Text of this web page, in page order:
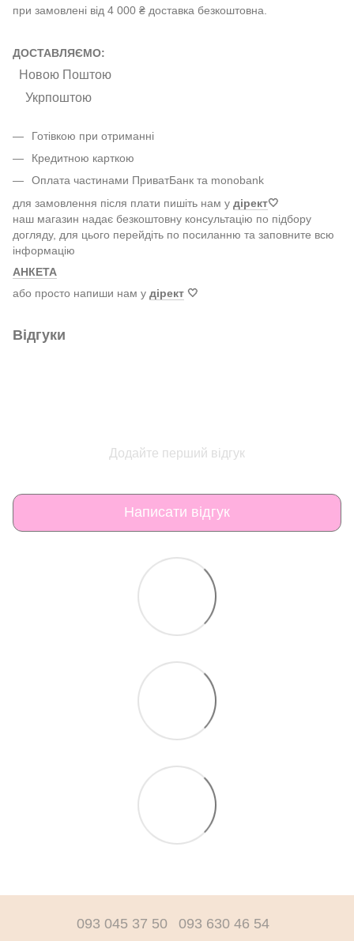
при замовлені від 4 000 ₴ доставка безкоштовна.
ДОСТАВЛЯЄМО:
Новою Поштою
Укрпоштою
Готівкою при отриманні
Кредитною карткою
Оплата частинами ПриватБанк та monobank
для замовлення після плати пишіть нам у дірект🤍
наш магазин надає безкоштовну консультацію по підбору
догляду, для цього перейдіть по посиланню та заповните всю
інформацію
АНКЕТА
або просто напиши нам у дірект 🤍
Відгуки
Додайте перший відгук
Написати відгук
093 045 37 50 093 630 46 54